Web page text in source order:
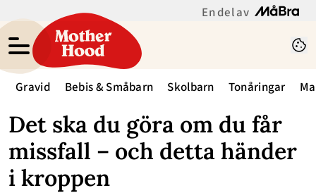
En del av
Gravid Bebis & Småbarn Skolbarn Tonåringar
Det ska du göra om du får
missfall – och detta händer
i kroppen